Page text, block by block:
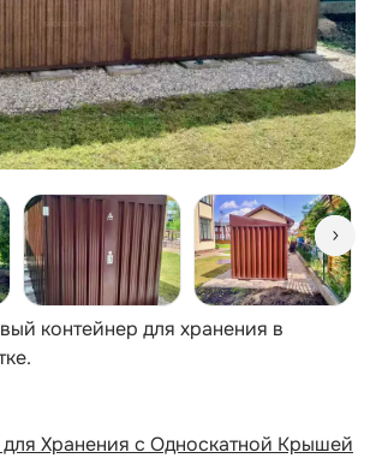
контейнер для хранения в
Хранения с Односкатной Крышей